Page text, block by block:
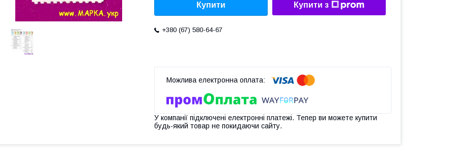
Купити Купити з
+380 (67) 580-64-67
У компанії підключені електронні платежі. Тепер ви можете купити
будь-який товар не покидаючи сайту.